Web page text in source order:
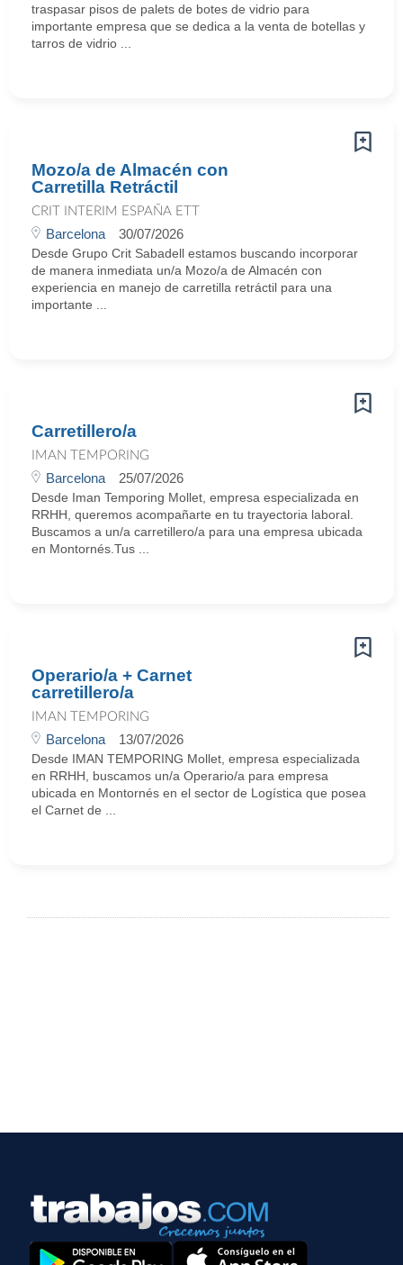
traspasar pisos de palets de botes de vidrio para
importante empresa que se dedica a la venta de botellas y
tarros de vidrio ...
Mozo/a de Almacén con
Carretilla Retráctil
CRIT INTERIM ESPAÑA ETT
Barcelona 30/07/2026
Desde Grupo Crit Sabadell estamos buscando incorporar
de manera inmediata un/a Mozo/a de Almacén con
experiencia en manejo de carretilla retráctil para una
importante ...
Carretillero/a
IMAN TEMPORING
Barcelona 25/07/2026
Desde Iman Temporing Mollet, empresa especializada en
RRHH, queremos acompañarte en tu trayectoria laboral.
Buscamos a un/a carretillero/a para una empresa ubicada
en Montornés.Tus ...
Operario/a + Carnet
carretillero/a
IMAN TEMPORING
Barcelona 13/07/2026
Desde IMAN TEMPORING Mollet, empresa especializada
en RRHH, buscamos un/a Operario/a para empresa
ubicada en Montornés en el sector de Logística que posea
el Carnet de ...